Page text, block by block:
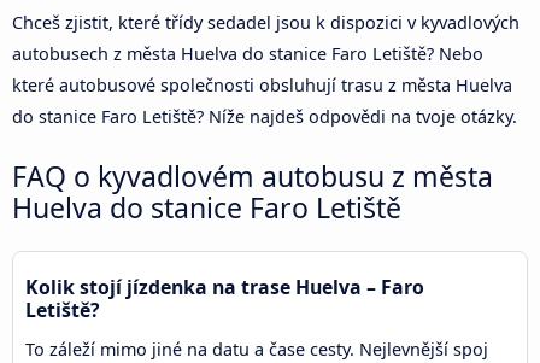
Chceš zjistit, které třídy sedadel jsou k dispozici v kyvadlových
autobusech z města Huelva do stanice Faro Letiště? Nebo
které autobusové společnosti obsluhují trasu z města Huelva
do stanice Faro Letiště? Níže najdeš odpovědi na tvoje otázky.
FAQ o kyvadlovém autobusu z města
Huelva do stanice Faro Letiště
Kolik stojí jízdenka na trase Huelva – Faro
Letiště?
To záleží mimo jiné na datu a čase cesty. Nejlevnější spoj